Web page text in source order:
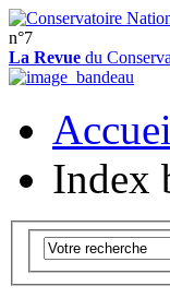
n°7
La Revue du
Index